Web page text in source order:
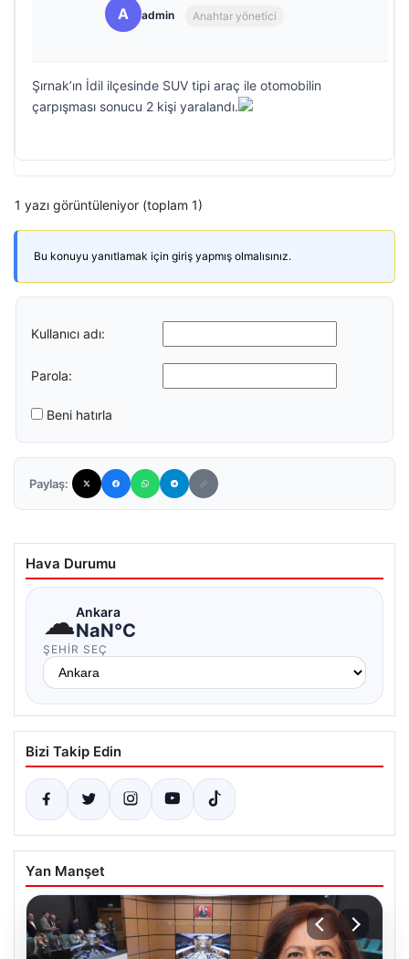
A admin Anahtar yönetici
Şırnak’ın İdil ilçesinde SUV tipi araç ile otomobilin
çarpışması sonucu 2 kişi yaralandı.
1 yazı görüntüleniyor (toplam 1)
Bu konuyu yanıtlamak için giriş yapmış olmalısınız.
Kullanıcı adı:
Parola:
Beni hatırla
Paylaş:
Hava Durumu
☁Ankara
NaN°C
ŞEHIR SEÇ
Bizi Takip Edin
Yan Manşet